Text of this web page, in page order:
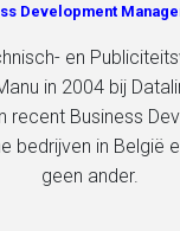
Development
en
in 2004 bij
recent Business
bedrijven in België
geen ander.